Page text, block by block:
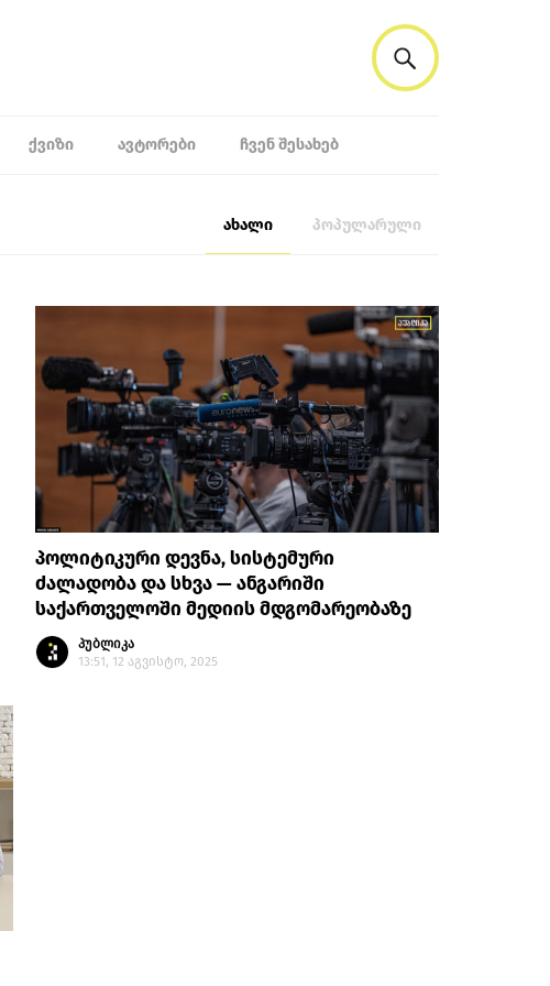
ᲥᲕᲘᲖᲘ ᲐᲕᲢᲝᲠᲔᲑᲘ ᲩᲕᲔᲜ ᲨᲔᲡᲐᲮᲔᲑ
ახალი პოპულარული
პოლიტიკური დევნა, სისტემური
ძალადობა და სხვა — ანგარიში
საქართველოში მედიის მდგომარეობაზე
პუბლიკა
13:51, 12 აგვისტო, 2025